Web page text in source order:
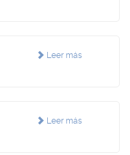
Leer más
Leer más